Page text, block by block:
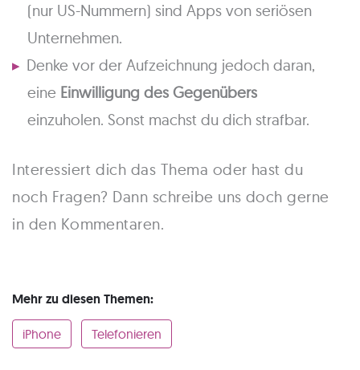
(nur US-Nummern) sind Apps von seriösen
Unternehmen.
Denke vor der Aufzeichnung jedoch daran,
eine Einwilligung des Gegenübers
einzuholen. Sonst machst du dich strafbar.
Interessiert dich das Thema oder hast du
noch Fragen? Dann schreibe uns doch gerne
in den Kommentaren.
Mehr zu diesen Themen:
iPhone Telefonieren